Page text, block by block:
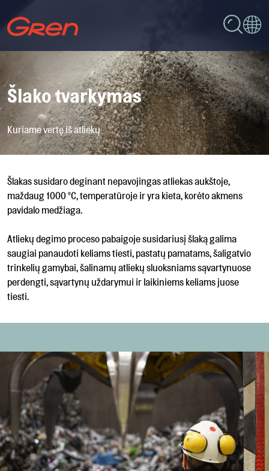
Šlako tvarkymas
Kuriame vertę iš atliekų
Šlakas susidaro deginant nepavojingas atliekas aukštoje,
maždaug 1000 °C, temperatūroje ir yra kieta, korėto akmens
pavidalo medžiaga.
Atliekų degimo proceso pabaigoje susidariusį šlaką galima
saugiai panaudoti keliams tiesti, pastatų pamatams, šaligatvio
trinkelių gamybai, šalinamų atliekų sluoksniams sąvartynuose
perdengti, sąvartynų uždarymui ir laikiniems keliams juose
tiesti.